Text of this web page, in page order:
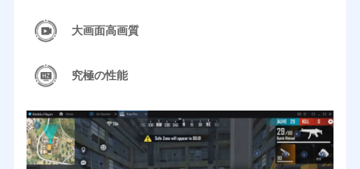
大画面高画質
究極の性能